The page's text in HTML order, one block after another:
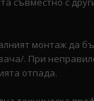
монтаж да
. При
отпада.